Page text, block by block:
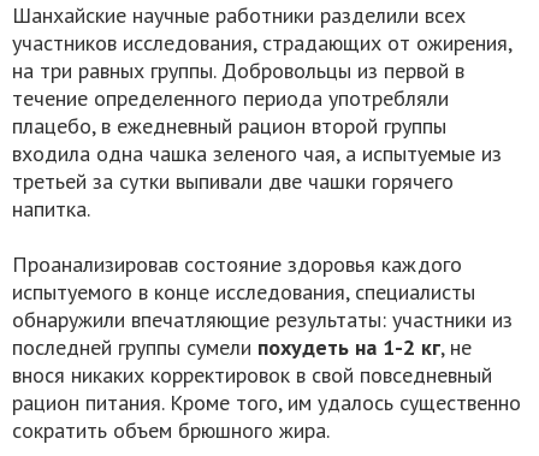
Шанхайские научные работники разделили всех
участников исследования, страдающих от ожирения,
на три равных группы. Добровольцы из первой в
течение определенного периода употребляли
плацебо, в ежедневный рацион второй группы
входила одна чашка зеленого чая, а испытуемые из
третьей за сутки выпивали две чашки горячего
напитка.
Проанализировав состояние здоровья каждого
испытуемого в конце исследования, специалисты
обнаружили впечатляющие результаты: участники из
последней группы сумели похудеть на 1-2 кг, не
внося никаких корректировок в свой повседневный
рацион питания. Кроме того, им удалось существенно
сократить объем брюшного жира.